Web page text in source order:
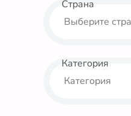
Страна
Категория